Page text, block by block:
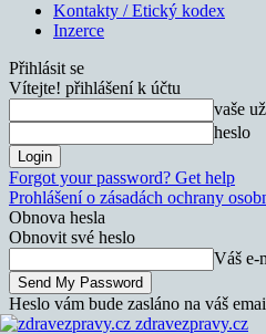
Kontakty / Etický kodex
Inzerce
Přihlásit se
Vítejte! přihlášení k účtu
vaše
heslo
Forgot your password? Get help
Prohlášení o zásadách ochrany
Obnova hesla
Obnovit své heslo
Váš e-
Heslo vám bude zasláno na váš
zdravezpravy.cz